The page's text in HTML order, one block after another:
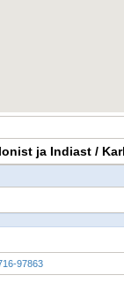
ja Indiast /
97863